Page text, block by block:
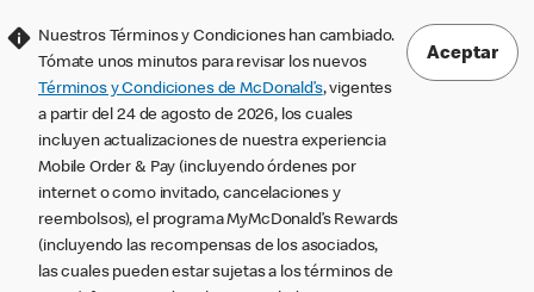
Nuestros Términos y Condiciones han cambiado.
Tómate unos minutos para revisar los nuevos
Términos y Condiciones de McDonald’s, vigentes
a partir del 24 de agosto de 2026, los cuales
incluyen actualizaciones de nuestra experiencia
Mobile Order & Pay (incluyendo órdenes por
internet o como invitado, cancelaciones y
reembolsos), el programa MyMcDonald’s Rewards
(incluyendo las recompensas de los asociados,
las cuales pueden estar sujetas a los términos de
Aceptar